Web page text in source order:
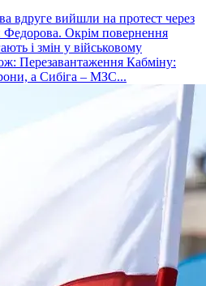
вдруге вийшли на протест через
Федорова. Окрім повернення
і змін у військовому
Перезавантаження Кабміну:
а Сибіга – МЗС...